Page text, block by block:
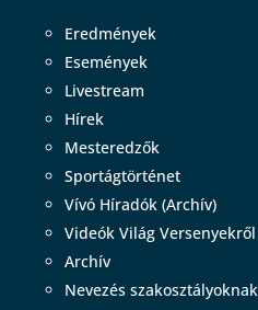
Eredmények
Események
Livestream
Hírek
Mesteredzők
Sportágtörténet
Vívó Híradók (Archív)
Videók Világ Versenyekről
Archív
Nevezés szakosztályoknak